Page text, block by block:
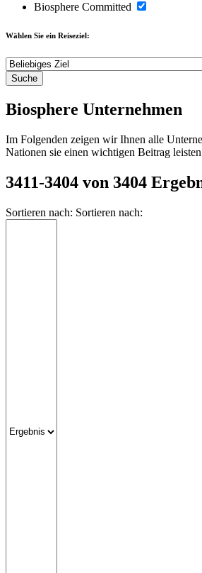
Biosphere Committed
Wählen Sie ein Reiseziel:
Biosphere Unternehmen
Im Folgenden zeigen wir Ihnen alle
Nationen sie einen wichtigen Beitrag
3411-3404 von 3404
Sortieren nach: Sortieren nach: